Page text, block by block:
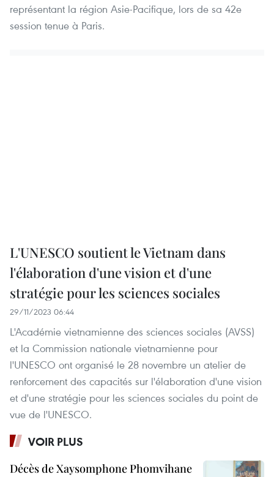
représentant la région Asie-Pacifique, lors de sa 42e
session tenue à Paris.
L'UNESCO soutient le Vietnam dans
l'élaboration d'une vision et d'une
stratégie pour les sciences sociales
29/11/2023 06:44
L'Académie vietnamienne des sciences sociales (AVSS)
et la Commission nationale vietnamienne pour
l'UNESCO ont organisé le 28 novembre un atelier de
renforcement des capacités sur l'élaboration d'une vision
et d'une stratégie pour les sciences sociales du point de
vue de l'UNESCO.
VOIR PLUS
Décès de Xaysomphone Phomvihane